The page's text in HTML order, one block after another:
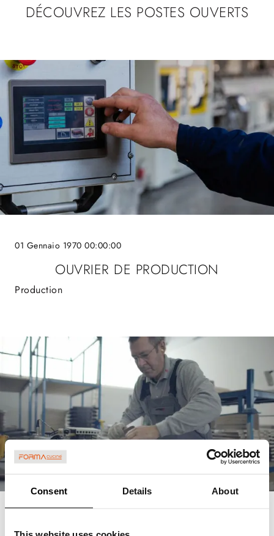
Consent Details About
This website uses cookies
DÉCOUVREZ LES POSTES OUVERTS
01 Gennaio 1970 00:00:00
OUVRIER DE PRODUCTION
Production